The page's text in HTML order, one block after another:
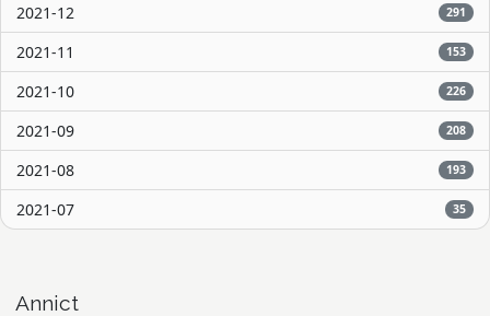
2021-12 291
2021-11 153
2021-10 226
2021-09 208
2021-08 193
2021-07 35
Annict